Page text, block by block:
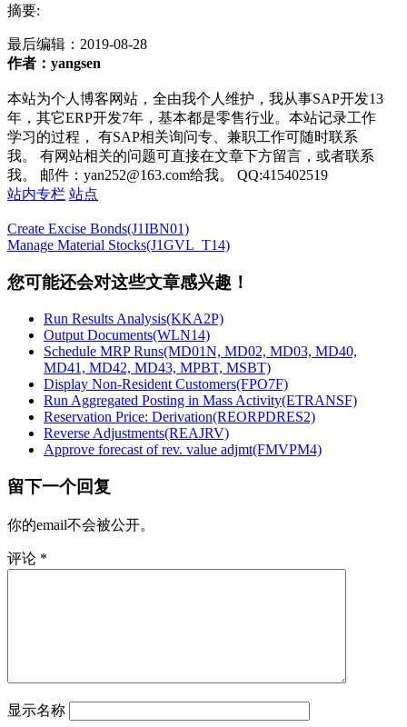
摘要:
最后编辑： 2019-08-28
作者：yangsen
本站为个人博客网站，全由我个人维护，我从事SAP开发13
年，其它ERP开发7年，基本都是零售行业。本站记录工作
学习的过程， 有SAP相关询问专、兼职工作可随时联系
我。 有网站相关的问题可直接在文章下方留言，或者联系
我。 邮件：yan252@163.com给我。 QQ:415402519
站内专栏 站点
Create Excise Bonds(J1IBN01)
Manage Material Stocks(J1GVL_T14)
您可能还会对这些文章感兴趣！
Run Results Analysis(KKA2P)
Output Documents(WLN14)
Schedule MRP Runs(MD01N, MD02, MD03, MD40,
MD41, MD42, MD43, MPBT, MSBT)
Display Non-Resident Customers(FPO7F)
Run Aggregated Posting in Mass Activity(ETRANSF)
Reservation Price: Derivation(REORPDRES2)
Reverse Adjustments(REAJRV)
Approve forecast of rev. value adjmt(FMVPM4)
留下一个回复
你的email不会被公开。
评论 *
显示名称